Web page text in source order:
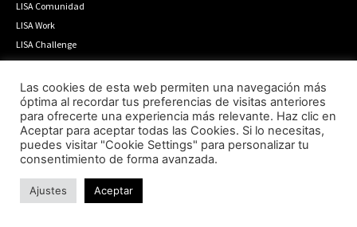
LISA Comunidad
LISA Work
LISA Challenge
Masterclass LISA
Podcast Código LISA
Boletín Prospectivo
Boletín Semanal
Cómo publicar
Anúnciate
Contacto
Las cookies de esta web permiten una navegación más
óptima al recordar tus preferencias de visitas anteriores
para ofrecerte una experiencia más relevante. Haz clic en
Aceptar para aceptar todas las Cookies. Si lo necesitas,
puedes visitar "Cookie Settings" para personalizar tu
consentimiento de forma avanzada.
Ajustes Aceptar